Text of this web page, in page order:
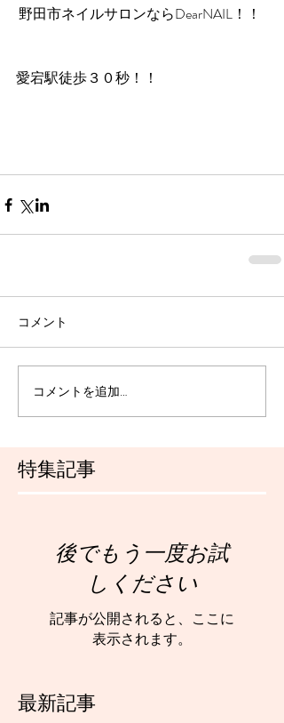
特集記事
最新記事
野田市ネイルサロンならDearNAIL！！
愛宕駅徒歩３０秒！！
コメント
コメントを追加…
後でもう一度お試
しください
記事が公開されると、ここに
表示されます。